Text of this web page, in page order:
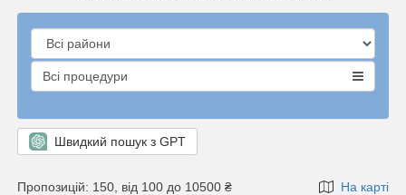
Всі процедури
Швидкий пошук з GPT
Пропозицій: 150, від 100 до 10500 ₴ На карті